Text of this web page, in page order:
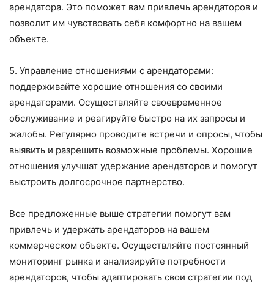
арендатора. Это поможет вам привлечь арендаторов и
позволит им чувствовать себя комфортно на вашем
объекте.
5. Управление отношениями с арендаторами:
поддерживайте хорошие отношения со своими
арендаторами. Осуществляйте своевременное
обслуживание и реагируйте быстро на их запросы и
жалобы. Регулярно проводите встречи и опросы, чтобы
выявить и разрешить возможные проблемы. Хорошие
отношения улучшат удержание арендаторов и помогут
выстроить долгосрочное партнерство.
Все предложенные выше стратегии помогут вам
привлечь и удержать арендаторов на вашем
коммерческом объекте. Осуществляйте постоянный
мониторинг рынка и анализируйте потребности
арендаторов, чтобы адаптировать свои стратегии под